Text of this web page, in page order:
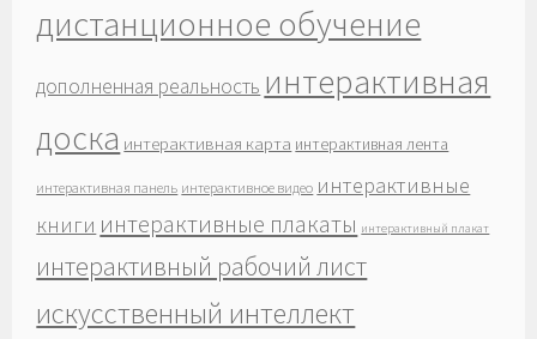
дистанционное обучение
дополненная реальность интерактивная
доска интерактивная карта интерактивная лента
интерактивная панель интерактивное видео интерактивные
книги интерактивные плакаты интерактивный плакат
интерактивный рабочий лист
искусственный интеллект